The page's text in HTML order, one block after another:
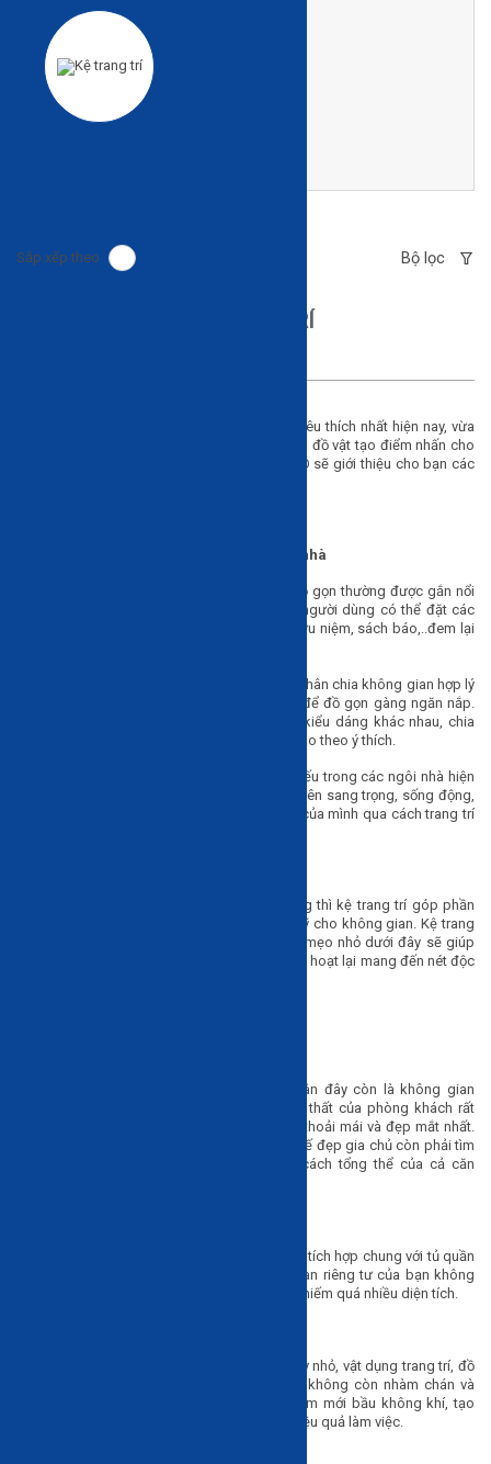
Sắp xếp theo Bộ lọc
KỆ TRANG TRÍ
Kệ trang trí là đồ nội thất được quan tâm và yêu thích nhất hiện nay, vừa
tiện lợi lại đa dạng mẫu mã. Kệ trang trí còn là đồ vật tạo điểm nhấn cho
không gian khá tốt. Trong bài viết này HAVICO sẽ giới thiệu cho bạn các
Kệ trang trí đẹp - Tạo điểm nhấn cho ngôi nhà
Kệ trang trí là món đồ nội thất có thiết kế nhỏ gọn thường được gắn nổi
trên tường hoặc âm tường. Trên kệ trang trí người dùng có thể đặt các
món đồ nhỏ xinh như lọ hoa, khung ảnh, đồ lưu niệm, sách báo,..đem lại
Kệ trang trí được thiết kế có bản ngang hẹp, phân chia không gian hợp lý
vừa có tính trang trí lại đảm bảo công năng để đồ gọn gàng ngăn nắp.
Dựa vào nhu cầu người sử dụng kệ có các kiểu dáng khác nhau, chia
thành nhiều ô để đặt bất kỳ món đồ trang trí nào theo ý thích.
Hiện nay, kệ trang trí là món đồ không thể thiếu trong các ngôi nhà hiện
đại. Sản phẩm này giúp không gian sống trở lên sang trọng, sống động,
người dùng có thể thoải mái thể hiện cá tính của mình qua cách trang trí
Bên cạnh các đồ nội thất cơ bản trong phòng thì kệ trang trí góp phần
không nhỏ mang đến sự tiện nghi và thẩm mỹ cho không gian. Kệ trang
trí đa năng, kiểu dáng phong phú vì thế các mẹo nhỏ dưới đây sẽ giúp
bạn lựa chọn được chiếc kệ vừa ứng dụng linh hoạt lại mang đến nét độc
Không chỉ là nơi đón tiếp bạn bè, người thân đây còn là không gian
chung của các thành viên trong nhà nên nội thất của phòng khách rất
được chú trọng sao cho đem lại không gian thoải mái và đẹp mắt nhất.
Thế nên, khi lựa chọn kệ trang trí ngoài thiết kế đẹp gia chủ còn phải tìm
được chiếc kệ có thể hòa hợp với phong cách tổng thể của cả căn
Hiện nay, kệ trang trí phòng ngủ thường được tích hợp chung với tủ quần
áo, bàn làm việc, bàn học,...nhờ đó không gian riêng tư của bạn không
chỉ đẹp mà còn sang trọng, tinh tế lại không chiếm quá nhiều diện tích.
Trên kệ trang trí thường được để các chậu cây nhỏ, vật dụng trang trí, đồ
lưu niệm của công ty vì thế phòng làm việc không còn nhàm chán và
giảm bớt áp lực. Ngoài ra kệ trang trí còn làm mới bầu không khí, tạo
cảm giác thoải mái cho nhân viên nâng cao hiệu quả làm việc.